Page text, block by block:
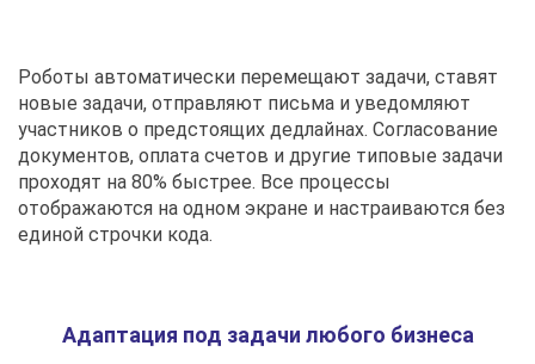
Роботы автоматически перемещают задачи, ставят
новые задачи, отправляют письма и уведомляют
участников о предстоящих дедлайнах. Согласование
документов, оплата счетов и другие типовые задачи
проходят на 80% быстрее. Все процессы
отображаются на одном экране и настраиваются без
единой строчки кода.
Адаптация под задачи любого бизнеса